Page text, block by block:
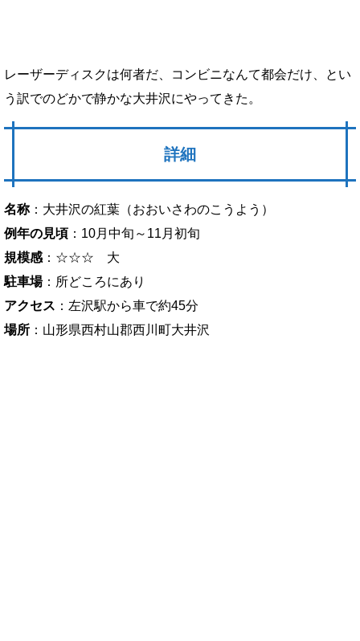
レーザーディスクは何者だ、コンビニなんて都会だけ、とい
う訳でのどかで静かな大井沢にやってきた。
詳細
名称：大井沢の紅葉（おおいさわのこうよう）
例年の見頃 ：10月中旬～11月初旬
規模感 ：☆☆☆ 大
駐車場：所どころにあり
アクセス ：左沢駅から車で約45分
場所 ：山形県西村山郡西川町大井沢